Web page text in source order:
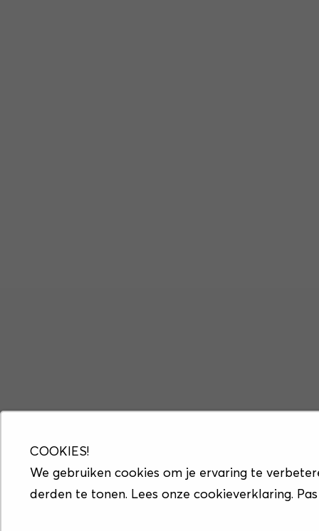
COOKIES!
We gebruiken cookies om je ervaring te
derden te tonen. Lees onze cookieverklaring.